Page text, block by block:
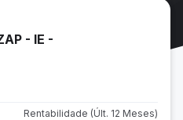
- IE -
Rentabilidade (Últ. 12 Meses)